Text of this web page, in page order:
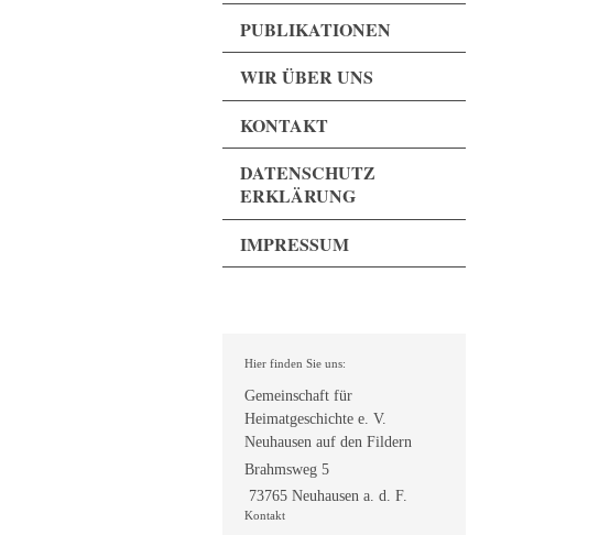
PUBLIKATIONEN
WIR ÜBER UNS
KONTAKT
DATENSCHUTZ
ERKLÄRUNG
IMPRESSUM
Hier finden Sie uns:
Gemeinschaft für
Heimatgeschichte e. V.
Neuhausen auf den Fildern
Brahmsweg 5
73765 Neuhausen a. d. F.
Kontakt